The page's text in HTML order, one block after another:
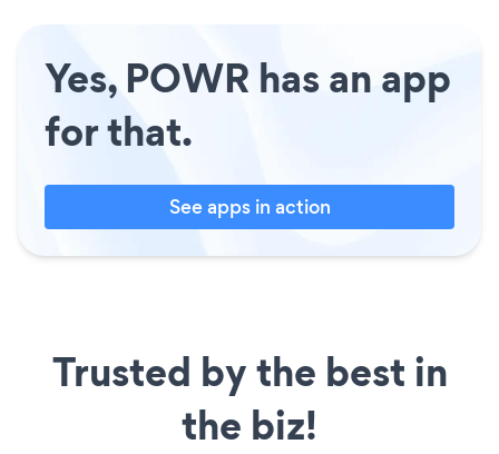
Yes, POWR has an app
for that.
See apps in action
Trusted by the best in
the biz!